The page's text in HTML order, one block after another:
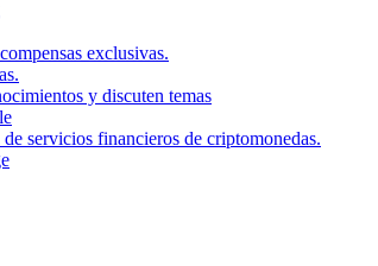
exclusivas.
y discuten temas
servicios financieros de criptomonedas.